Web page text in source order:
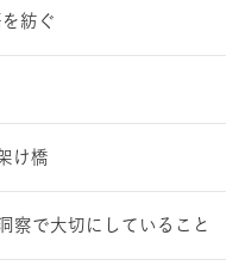
紡ぐ
け橋
察で大切にしていること